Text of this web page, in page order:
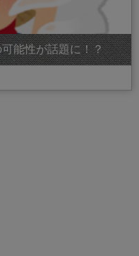
能性が話題に！？